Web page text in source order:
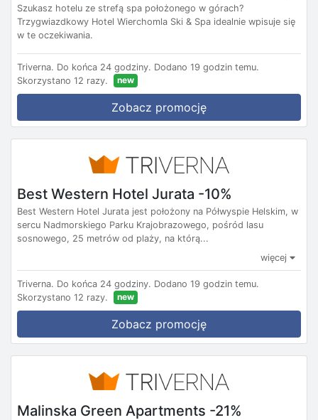
Szukasz hotelu ze strefą spa położonego w górach?
Trzygwiazdkowy Hotel Wierchomla Ski & Spa idealnie wpisuje się
w te oczekiwania.
Triverna. Do końca 24 godziny. Dodano 19 godzin temu.
Skorzystano 12 razy.
new
Zobacz promocję
Best Western Hotel Jurata -10%
Best Western Hotel Jurata jest położony na Półwyspie Helskim, w
sercu Nadmorskiego Parku Krajobrazowego, pośród lasu
sosnowego, 25 metrów od plaży, na którą...
więcej
Triverna. Do końca 24 godziny. Dodano 19 godzin temu.
Skorzystano 12 razy.
new
Zobacz promocję
Malinska Green Apartments -21%